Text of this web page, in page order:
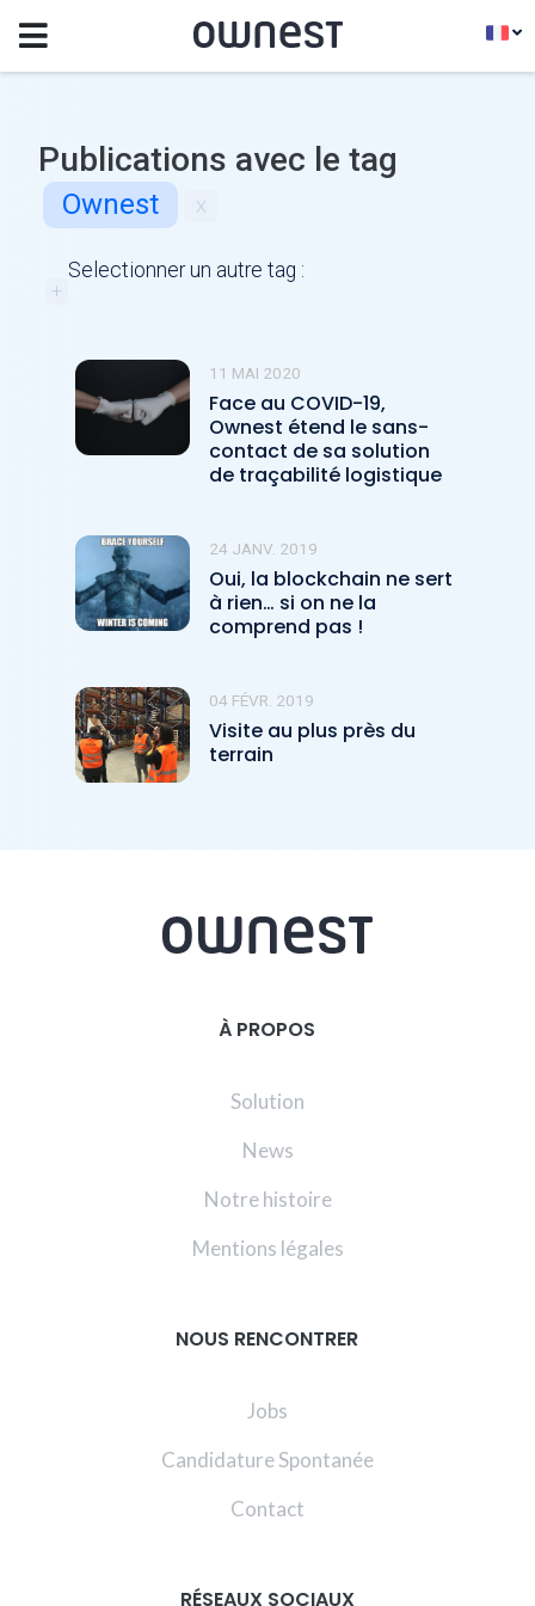
Publications avec le tag
Ownest x
Selectionner un autre tag :
+
11 MAI 2020
Face au COVID-19,
Ownest étend le sans-
contact de sa solution
de traçabilité logistique
24 JANV. 2019
Oui, la blockchain ne sert
à rien… si on ne la
comprend pas !
04 FÉVR. 2019
Visite au plus près du
terrain
À PROPOS
Solution
News
Notre histoire
Mentions légales
NOUS RENCONTRER
Jobs
Candidature Spontanée
Contact
RÉSEAUX SOCIAUX